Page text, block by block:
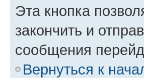
Эта кнопка
закончить и
сообщения
Вернуться к